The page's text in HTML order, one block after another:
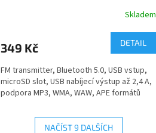
Skladem
349 Kč DETAIL
FM transmitter, Bluetooth 5.0, USB vstup,
microSD slot, USB nabíjecí výstup až 2,4 A,
podpora MP3, WMA, WAW, APE formátů
NAČÍST 9 DALŠÍCH